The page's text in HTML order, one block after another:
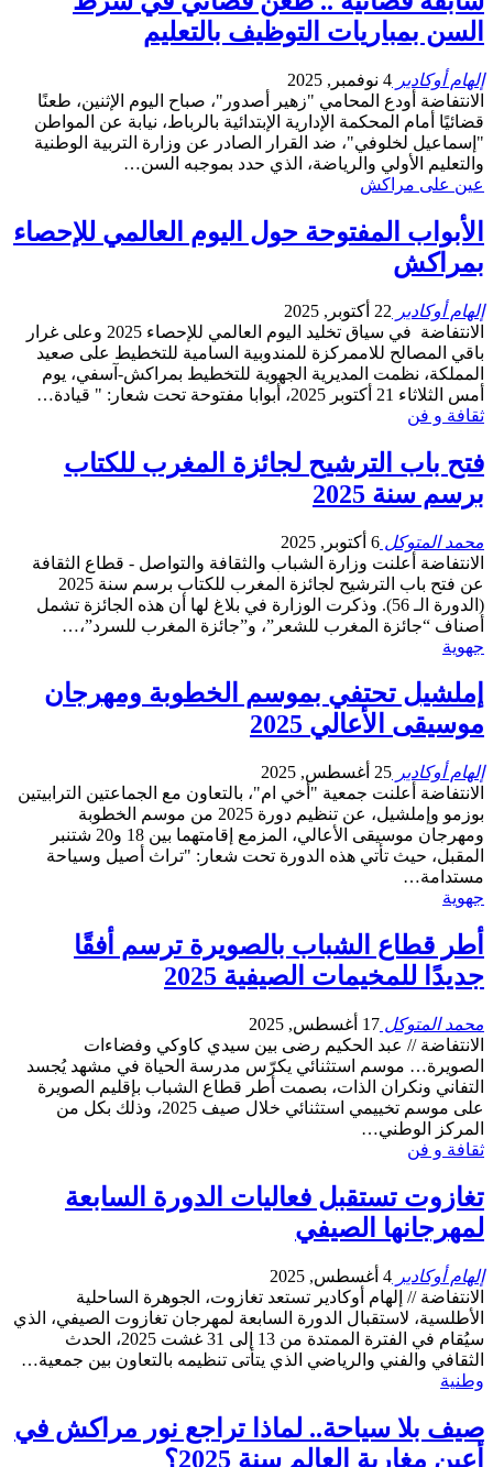
السن بمباريات التوظيف بالتعليم
إلهام أوكادير 4 نوفمبر, 2025
الانتفاضة أودع المحامي "زهير أصدور"، صباح اليوم الإثنين، طعنًا
قضائيًا أمام المحكمة الإدارية الإبتدائية بالرباط، نيابة عن المواطن
"إسماعيل لخلوفي"، ضد القرار الصادر عن وزارة التربية الوطنية
والتعليم الأولي والرياضة، الذي حدد بموجبه السن…
عين على مراكش
الأبواب المفتوحة حول اليوم العالمي للإحصاء
بمراكش
إلهام أوكادير 22 أكتوبر, 2025
الانتفاضة في سياق تخليد اليوم العالمي للإحصاء 2025 وعلى غرار
باقي المصالح للاممركزة للمندوبية السامية للتخطيط على صعيد
المملكة، نظمت المديرية الجهوية للتخطيط بمراكش-آسفي، يوم
أمس الثلاثاء 21 أكتوبر 2025، أبوابا مفتوحة تحت شعار: " قيادة…
ثقافة و فن
فتح باب الترشيح لجائزة المغرب للكتاب
برسم سنة 2025
محمد المتوكل 6 أكتوبر, 2025
الانتفاضة أعلنت وزارة الشباب والثقافة والتواصل - قطاع الثقافة
عن فتح باب الترشيح لجائزة المغرب للكتاب برسم سنة 2025
(الدورة الـ 56). وذكرت الوزارة في بلاغ لها أن هذه الجائزة تشمل
أصناف “جائزة المغرب للشعر”، و”جائزة المغرب للسرد”،…
جهوية
إملشيل تحتفي بموسم الخطوبة ومهرجان
موسيقى الأعالي 2025
إلهام أوكادير 25 أغسطس, 2025
الانتفاضة أعلنت جمعية "أخي ام"، بالتعاون مع الجماعتين الترابيتين
بوزمو وإملشيل، عن تنظيم دورة 2025 من موسم الخطوبة
ومهرجان موسيقى الأعالي، المزمع إقامتهما بين 18 و20 شتنبر
المقبل، حيث تأتي هذه الدورة تحت شعار: "تراث أصيل وسياحة
مستدامة…
جهوية
أطر قطاع الشباب بالصويرة ترسم أفقًا
جديدًا للمخيمات الصيفية 2025
محمد المتوكل 17 أغسطس, 2025
الانتفاضة // عبد الحكيم رضى بين سيدي كاوكي وفضاءات
الصويرة… موسم استثنائي يكرّس مدرسة الحياة في مشهد يُجسد
التفاني ونكران الذات، بصمت أطر قطاع الشباب بإقليم الصويرة
على موسم تخييمي استثنائي خلال صيف 2025، وذلك بكل من
المركز الوطني…
ثقافة و فن
تغازوت تستقبل فعاليات الدورة السابعة
لمهرجانها الصيفي
إلهام أوكادير 4 أغسطس, 2025
الانتفاضة // إلهام أوكادير تستعد تغازوت، الجوهرة الساحلية
الأطلسية، لاستقبال الدورة السابعة لمهرجان تغازوت الصيفي، الذي
سيُقام في الفترة الممتدة من 13 إلى 31 غشت 2025، الحدث
الثقافي والفني والرياضي الذي يتأتى تنظيمه بالتعاون بين جمعية…
وطنية
صيف بلا سياحة.. لماذا تراجع نور مراكش في
أعين مغاربة العالم سنة 2025؟